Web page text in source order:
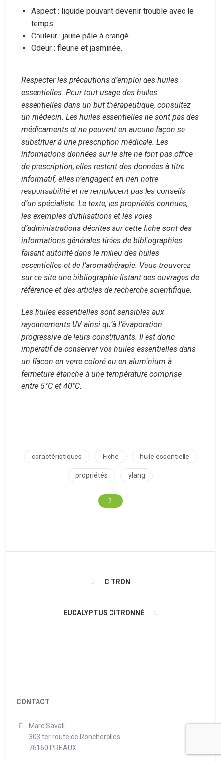
Aspect : liquide pouvant devenir trouble avec le
temps
Couleur : jaune pâle à orangé
Odeur : fleurie et jasminée.
Respecter les précautions d’emploi des huiles
essentielles. Pour tout usage des huiles
essentielles dans un but thérapeutique, consultez
un médecin. Les huiles essentielles ne sont pas des
médicaments et ne peuvent en aucune façon se
substituer à une prescription médicale. Les
informations données sur le site ne font pas office
de prescription, elles restent des données à titre
informatif, elles n’engagent en rien notre
responsabilité et ne remplacent pas les conseils
d’un spécialiste. Le texte, les propriétés connues,
les exemples d’utilisations et les voies
d’administrations décrites sur cette fiche sont des
informations générales tirées de bibliographies
faisant autorité dans le milieu des huiles
essentielles et de l’aromathérapie. Vous trouverez
sur ce site une bibliographie listant des ouvrages de
référence et des articles de recherche scientifique.
Les huiles essentielles sont sensibles aux
rayonnements UV ainsi qu’à l’évaporation
progressive de leurs constituants. Il est donc
impératif de conserver vos huiles essentielles dans
un flacon en verre coloré ou en aluminium à
fermeture étanche à une température comprise
entre 5°C et 40°C.
caractéristiques Fiche huile essentielle
propriétés ylang
CITRON
EUCALYPTUS CITRONNÉ
CONTACT
Marc Savall
303 ter route de Roncherolles
76160 PREAUX